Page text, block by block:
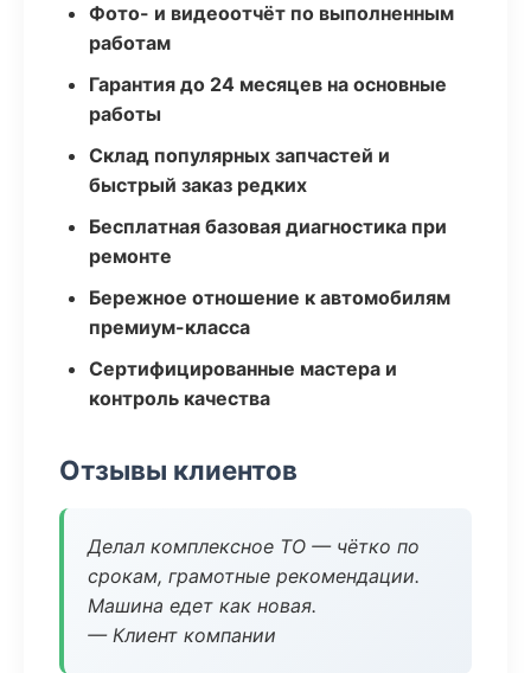
Фото- и видеоотчёт по выполненным
работам
Гарантия до 24 месяцев на основные
работы
Склад популярных запчастей и
быстрый заказ редких
Бесплатная базовая диагностика при
ремонте
Бережное отношение к автомобилям
премиум-класса
Сертифицированные мастера и
контроль качества
Отзывы клиентов
Делал комплексное ТО — чётко по
срокам, грамотные рекомендации.
Машина едет как новая.
— Клиент компании